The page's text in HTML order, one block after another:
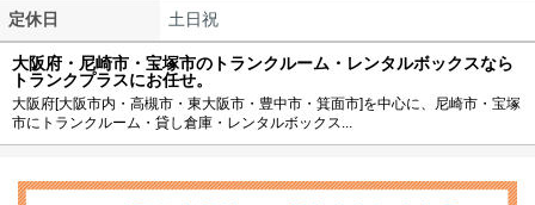
定休日 土日祝
大阪府・尼崎市・宝塚市のトランクルーム・レンタルボックスなら
トランクプラスにお任せ。
大阪府[大阪市内・高槻市・東大阪市・豊中市・箕面市]を中心に、尼崎市・宝塚
市にトランクルーム・貸し倉庫・レンタルボックス...